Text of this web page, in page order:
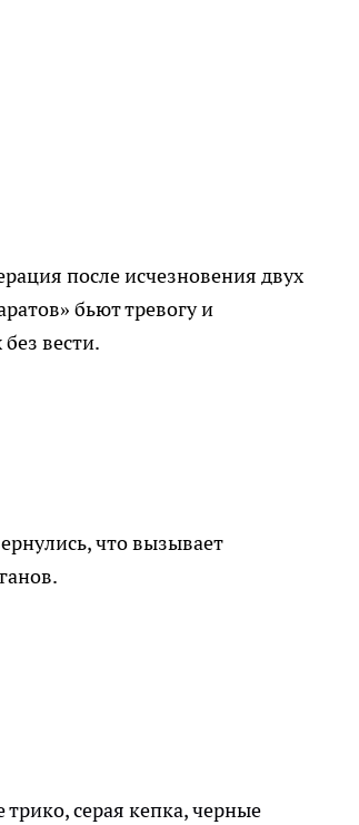
после исчезновения двух
бьют тревогу и
вести.
что вызывает
серая кепка, черные